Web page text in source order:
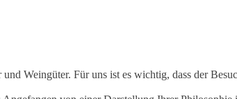
Weingüter. Für uns ist es wichtig, dass der